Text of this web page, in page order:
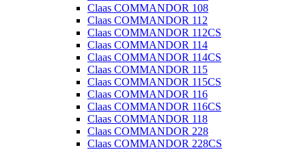
Claas COMMANDOR 108
Claas COMMANDOR 112
Claas COMMANDOR 112CS
Claas COMMANDOR 114
Claas COMMANDOR 114CS
Claas COMMANDOR 115
Claas COMMANDOR 115CS
Claas COMMANDOR 116
Claas COMMANDOR 116CS
Claas COMMANDOR 118
Claas COMMANDOR 228
Claas COMMANDOR 228CS